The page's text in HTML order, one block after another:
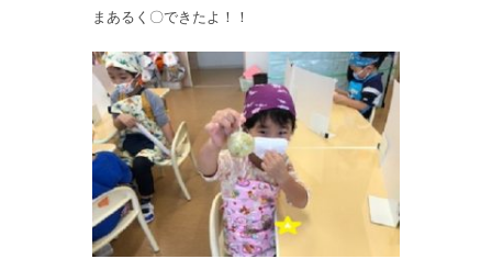
まあるく〇できたよ！！